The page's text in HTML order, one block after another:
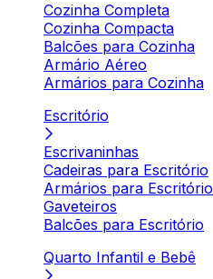
Cozinha Completa
Cozinha Compacta
Balcões para Cozinha
Armário Aéreo
Armários para Cozinha
Escritório
Escrivaninhas
Cadeiras para Escritório
Armários para Escritório
Gaveteiros
Balcões para Escritório
Quarto Infantil e Bebê